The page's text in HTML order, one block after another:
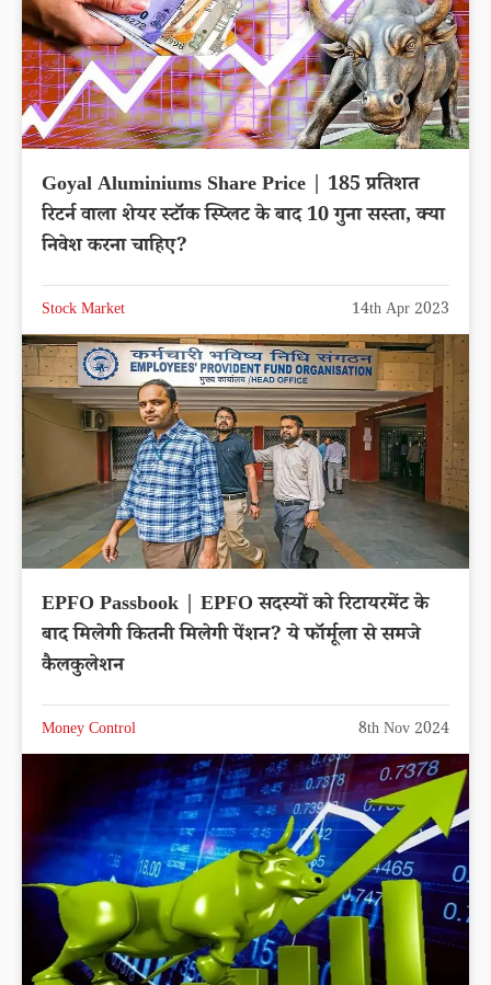
Goyal Aluminiums Share Price | 185 प्रतिशत
रिटर्न वाला शेयर स्टॉक स्प्लिट के बाद 10 गुना सस्ता, क्या
निवेश करना चाहिए?
Stock Market 14th Apr 2023
EPFO Passbook | EPFO सदस्यों को रिटायरमेंट के
बाद मिलेगी कितनी मिलेगी पेंशन? ये फॉर्मूला से समजे
कैलकुलेशन
Money Control 8th Nov 2024